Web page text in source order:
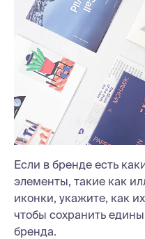
Если в бренде есть
элементы, такие как
иконки, укажите, как
чтобы сохранить
бренда.